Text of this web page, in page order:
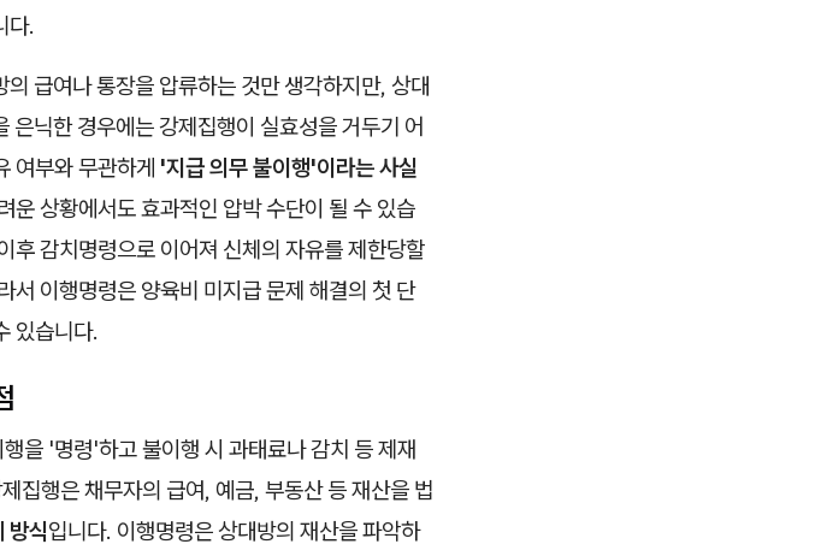
다.
급여나 통장을 압류하는 것만 생각하지만, 상대
은닉한 경우에는 강제집행이 실효성을 거두기 어
여부와 무관하게 '지급 의무 불이행'이라는 사실
운 상황에서도 효과적인 압박 수단이 될 수 있습
후 감치명령으로 이어져 신체의 자유를 제한당할
서 이행명령은 양육비 미지급 문제 해결의 첫 단
있습니다.
을 '명령'하고 불이행 시 과태료나 감치 등 제재
집행은 채무자의 급여, 예금, 부동산 등 재산을 법
방식입니다. 이행명령은 상대방의 재산을 파악하